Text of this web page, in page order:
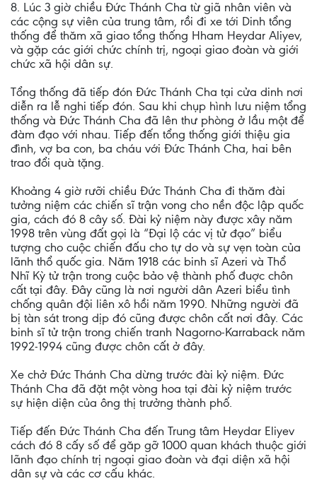
8. Lúc 3 giờ chiều Đức Thánh Cha từ giã nhân viên và
các cộng sự viên của trung tâm, rồi đi xe tới Dinh tổng
thống để thăm xã giao tổng thống Hham Heydar Aliyev,
và gặp các giới chức chính trị, ngoại giao đoàn và giới
chức xã hội dân sự.
Tổng thống đã tiếp đón Đức Thánh Cha tại cửa dinh nơi
diễn ra lễ nghi tiếp đón. Sau khi chụp hình lưu niệm tổng
thống và Đức Thánh Cha đã lên thư phòng ở lầu một để
đàm đạo với nhau. Tiếp đến tổng thống giới thiệu gia
đình, vợ ba con, ba cháu với Đức Thánh Cha, hai bên
trao đổi quà tặng.
Khoảng 4 giờ rưỡi chiều Đức Thánh Cha đi thăm đài
tưởng niệm các chiến sĩ trận vong cho nền độc lập quốc
gia, cách đó 8 cây số. Đài kỷ niệm này được xây năm
1998 trên vùng đất gọi là “Đại lộ các vị tử đạo” biểu
tượng cho cuộc chiến đấu cho tự do và sự vẹn toàn của
lãnh thổ quốc gia. Năm 1918 các binh sĩ Azeri và Thổ
Nhĩ Kỳ tử trận trong cuộc bảo vệ thành phố đuợc chôn
cất tại đây. Đây cũng là nơi người dân Azeri biểu tình
chống quân đội liên xô hồi năm 1990. Những người đã
bị tàn sát trong dịp đó cũng được chôn cất nơi đây. Các
binh sĩ tử trận trong chiến tranh Nagorno-Karraback năm
1992-1994 cũng được chôn cất ở đây.
Xe chở Đức Thánh Cha dừng trước đài kỷ niệm. Đức
Thánh Cha đã đặt một vòng hoa tại đài kỷ niệm trước
sự hiện diện của ông thị trưởng thành phố.
Tiếp đến Đức Thánh Cha đến Trung tâm Heydar Eliyev
cách đó 8 cấy số để găp gỡ 1000 quan khách thuộc giới
lãnh đạo chính trị ngoại giao đoàn và đại diện xã hội
dân sự và các cơ cấu khác.